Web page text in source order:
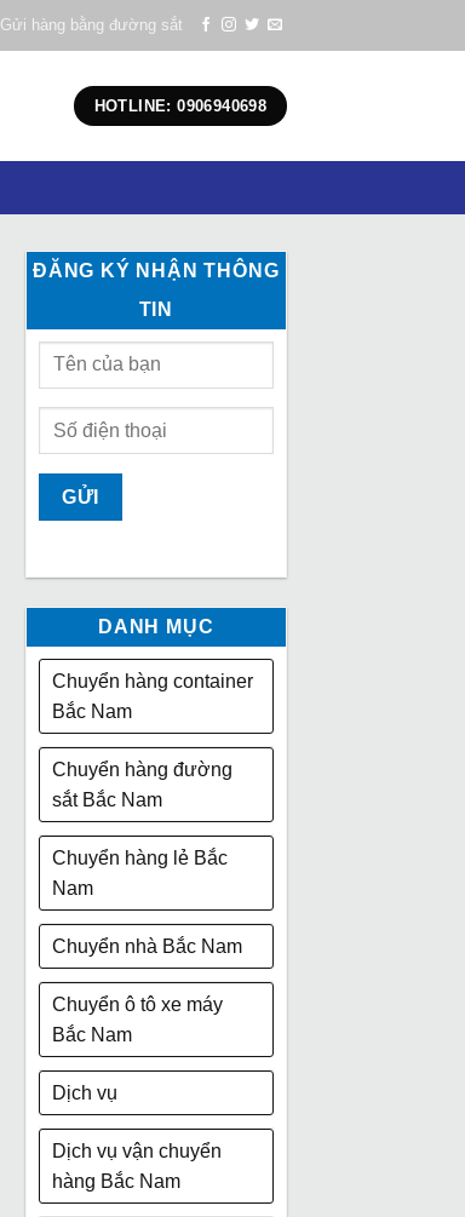
Gửi hàng bằng đường sắt
HOTLINE: 0906940698
ĐĂNG KÝ NHẬN THÔNG
TIN
DANH MỤC
Chuyển hàng container
Bắc Nam
Chuyển hàng đường
sắt Bắc Nam
Chuyển hàng lẻ Bắc
Nam
Chuyển nhà Bắc Nam
Chuyển ô tô xe máy
Bắc Nam
Dịch vụ
Dịch vụ vận chuyển
hàng Bắc Nam